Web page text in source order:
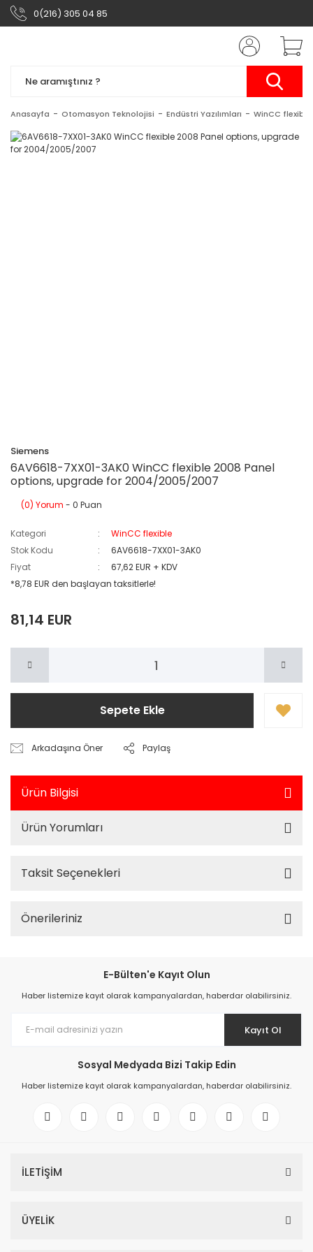
0(216) 305 04 85
Anasayfa Otomasyon Teknolojisi Endüstri Yazılımları WinCC flexible
Siemens
6AV6618-7XX01-3AK0 WinCC flexible 2008 Panel
options, upgrade for 2004/2005/2007
(0) Yorum - 0 Puan
Kategori
WinCC flexible
Stok Kodu
6AV6618-7XX01-3AK0
Fiyat
67,62 EUR + KDV
*8,78 EUR den başlayan taksitlerle!
81,14 EUR
Sepete Ekle
Arkadaşına Öner Paylaş
Ürün Bilgisi
Ürün Yorumları
Taksit Seçenekleri
Önerileriniz
E-Bülten'e Kayıt Olun
Haber listemize kayıt olarak kampanyalardan, haberdar olabilirsiniz.
Kayıt Ol
Sosyal Medyada Bizi Takip Edin
Haber listemize kayıt olarak kampanyalardan, haberdar olabilirsiniz.
İLETİŞİM
ÜYELİK